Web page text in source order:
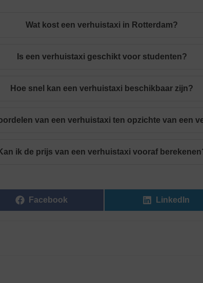
Wat kost een verhuistaxi in Rotterdam?
Is een verhuistaxi geschikt voor studenten?
Hoe snel kan een verhuistaxi beschikbaar zijn?
van een verhuistaxi ten opzichte van een
ik de prijs van een verhuistaxi vooraf
Facebook LinkedIn